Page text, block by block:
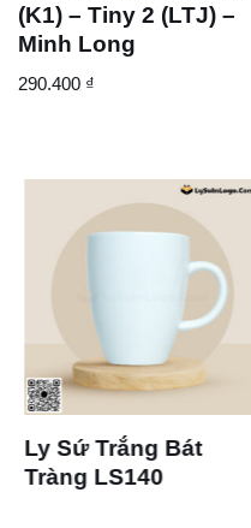
(K1) – Tiny 2 (LTJ) –
Minh Long
290.400 ₫
Ly Sứ Trắng Bát
Tràng LS140